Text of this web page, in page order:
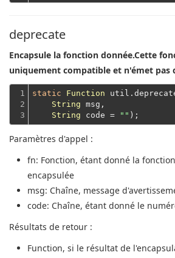
deprecate
Encapsule la fonction donnée.Cette
uniquement compatible et n'émet pas
1
2
3
static Function
String msg,
String code = ""
Paramètres d'appel :
fn: Fonction, étant donné la
encapsulée
msg: Chaîne, message
code: Chaîne, étant donné le
Résultats de retour :
Function, si le résultat de